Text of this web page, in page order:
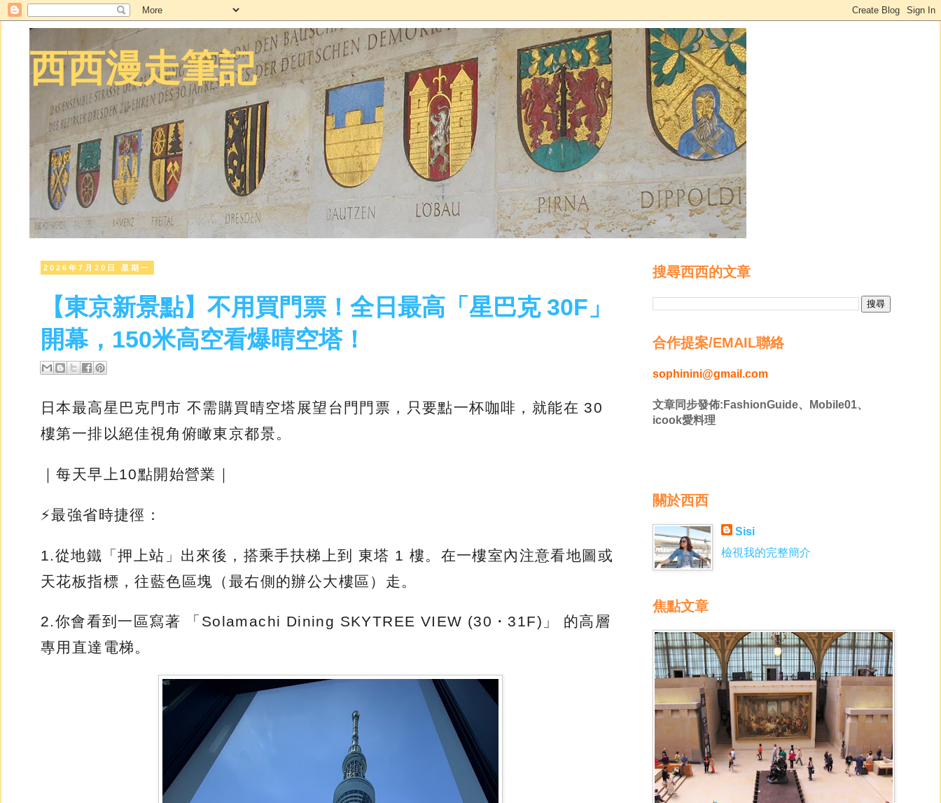
西西漫走筆記
2026年7月20日 星期一
【東京新景點】不用買門票！全日最高「星巴克 30F」
開幕，150米高空看爆晴空塔！
日本最高星巴克門市 不需購買晴空塔展望台門門票，只要點一杯咖啡，就能在 30
樓第一排以絕佳視角俯瞰東京都景。
｜每天早上10點開始營業｜
⚡️最強省時捷徑：
1.從地鐵「押上站」出來後，搭乘手扶梯上到 東塔 1 樓。在一樓室內注意看地圖或
天花板指標，往藍色區塊（最右側的辦公大樓區）走。
2.你會看到一區寫著 「Solamachi Dining SKYTREE VIEW (30・31F)」 的高層
專用直達電梯。
搜尋西西的文章
合作提案/EMAIL聯絡
sophinini@gmail.com
文章同步發佈:FashionGuide、Mobile01、
icook愛料理
關於西西
Sisi
檢視我的完整簡介
焦點文章